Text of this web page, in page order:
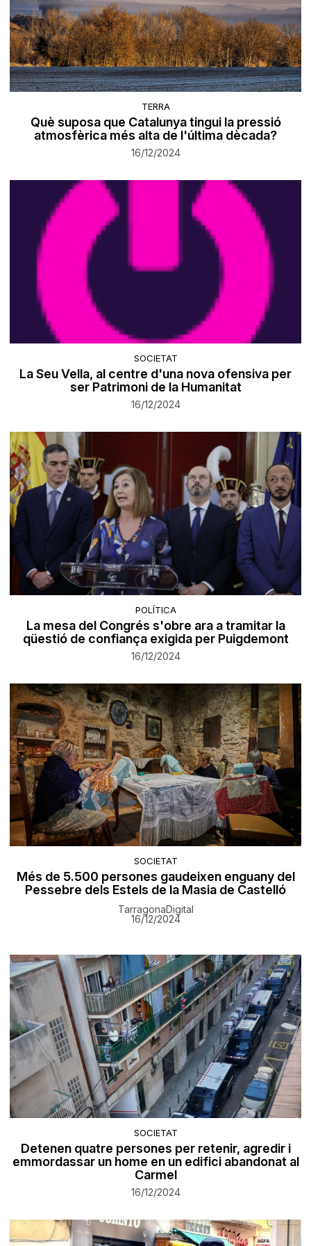
TERRA
Què suposa que Catalunya tingui la pressió
atmosfèrica més alta de l'última dècada?
16/12/2024
SOCIETAT
La Seu Vella, al centre d'una nova ofensiva per
ser Patrimoni de la Humanitat
16/12/2024
POLÍTICA
La mesa del Congrés s'obre ara a tramitar la
qüestió de confiança exigida per Puigdemont
16/12/2024
SOCIETAT
Més de 5.500 persones gaudeixen enguany del
Pessebre dels Estels de la Masia de Castelló
TarragonaDigital
16/12/2024
SOCIETAT
Detenen quatre persones per retenir, agredir i
emmordassar un home en un edifici abandonat al
Carmel
16/12/2024